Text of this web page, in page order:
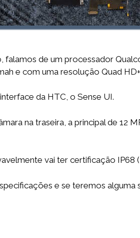
falamos de um processador
e com uma resolução Quad
da HTC, o Sense UI.
na traseira, a principal de 12
vai ter certificação IP68
e se teremos alguma